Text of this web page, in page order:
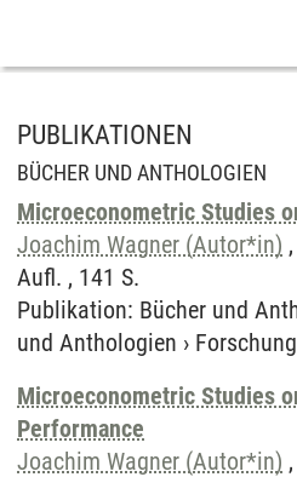
PUBLIKATIONEN
BÜCHER UND ANTHOLOGIEN
Microeconometric Studies
Joachim Wagner (Autor*in)
Aufl. , 141 S.
Publikation: Bücher und
und Anthologien › Forschung
Microeconometric Studies
Performance
Joachim Wagner (Autor*in)